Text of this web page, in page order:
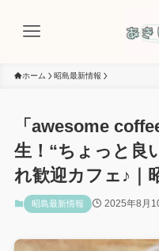
ホーム 昭島最新情報
「awesome
生！“ちょっと良
れ歓迎カフェ♪｜
昭島最新情報 2025年8月